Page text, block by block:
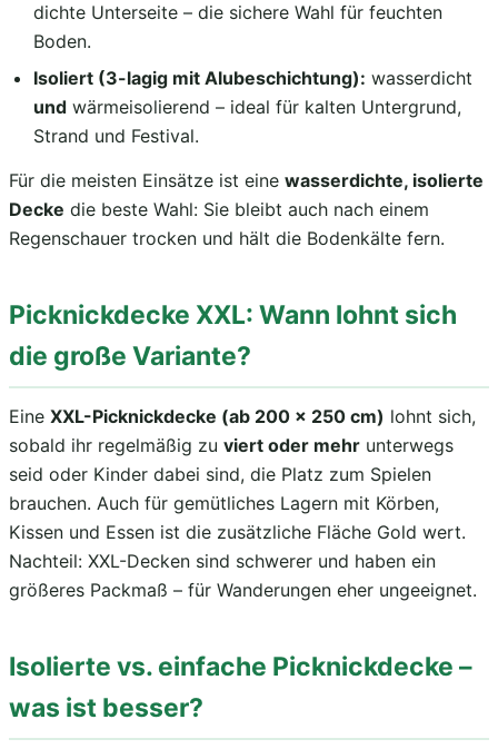
dichte Unterseite – die sichere Wahl für feuchten
Boden.
Isoliert (3-lagig mit Alubeschichtung): wasserdicht
und wärmeisolierend – ideal für kalten Untergrund,
Strand und Festival.
Für die meisten Einsätze ist eine wasserdichte, isolierte
Decke die beste Wahl: Sie bleibt auch nach einem
Regenschauer trocken und hält die Bodenkälte fern.
Picknickdecke XXL: Wann lohnt sich
die große Variante?
Eine XXL-Picknickdecke (ab 200 × 250 cm) lohnt sich,
sobald ihr regelmäßig zu viert oder mehr unterwegs
seid oder Kinder dabei sind, die Platz zum Spielen
brauchen. Auch für gemütliches Lagern mit Körben,
Kissen und Essen ist die zusätzliche Fläche Gold wert.
Nachteil: XXL-Decken sind schwerer und haben ein
größeres Packmaß – für Wanderungen eher ungeeignet.
Isolierte vs. einfache Picknickdecke –
was ist besser?